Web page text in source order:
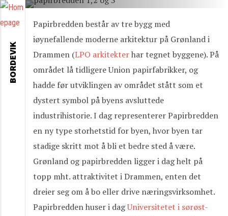
Papirbredden består av tre bygg med
iøynefallende moderne arkitektur på Grønland i
Drammen (LPO arkitekterhar tegnet byggene). På
området lå tidligere Union papirfabrikker, og
hadde før utviklingen av området stått som et
dystert symbol på byens avsluttede
industrihistorie. I dag representerer Papirbredden
en ny type storhetstid for byen, hvor byen tar
stadige skritt mot å bli et bedre sted å være.
Grønland og papirbredden ligger i dag helt på
topp mht. attraktivitet i Drammen, enten det
dreier seg om å bo eller drive næringsvirksomhet.
Papirbredden huser i dagUniversitetet i sørøst-
BORDEVIK